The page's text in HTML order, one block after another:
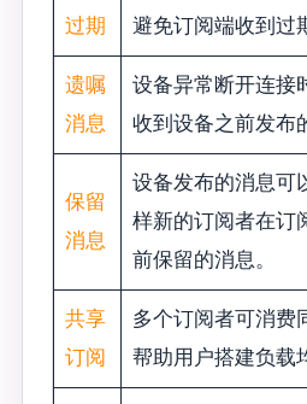
过期 避免订阅端收到过
遗嘱
消息
设备异常断开连接
收到设备之前发布
保留
消息
设备发布的消息可
样新的订阅者在订
前保留的消息。
共享
订阅
多个订阅者可消费
帮助用户搭建负载